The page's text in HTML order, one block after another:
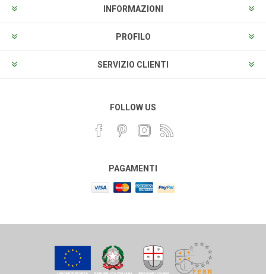
INFORMAZIONI
PROFILO
SERVIZIO CLIENTI
FOLLOW US
PAGAMENTI